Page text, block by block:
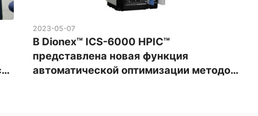
2023-05-07
В Dionex™ ICS-6000 HPIC™
представлена новая функция
автоматической оптимизации методов